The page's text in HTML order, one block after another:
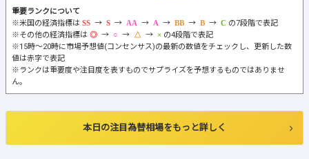
重要ランクについて
※米国の経済指標は
→ → → → → →
の7段階で表記
※その他の経済指標は
→ → →
の4段階で表記
※15時～20時に市場予想値(コンセンサス)の最新の数値をチェックし、更新した数
値は赤字で表記
※ランクは重要度や注目度を表すものでサプライズを予想するものではありませ
ん。
本日の注目為替相場をもっと詳しく